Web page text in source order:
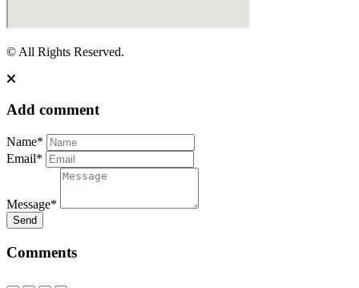
© All Rights Reserved.
Add comment
Name*
Email*
Message*
Send
Comments